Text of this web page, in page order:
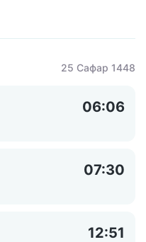
25 Сафар 1448
06:06
07:30
12:51